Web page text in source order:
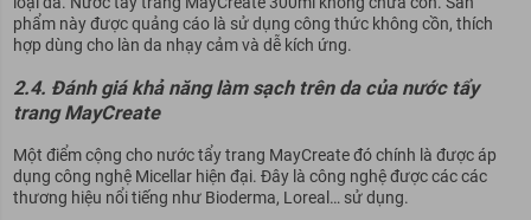
phẩm này được quảng cáo là sử dụng công thức không cồn, thích
hợp dùng cho làn da nhạy cảm và dễ kích ứng.
2.4. Đánh giá khả năng làm sạch trên da của nước tẩy
trang MayCreate
Một điểm cộng cho nước tẩy trang MayCreate đó chính là được áp
dụng công nghệ Micellar hiện đại. Đây là công nghệ được các các
thương hiệu nổi tiếng như Bioderma, Loreal… sử dụng.